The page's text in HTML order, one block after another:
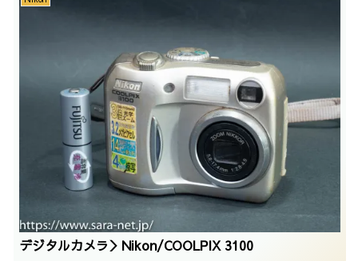
デジタルカメラ＞Nikon/COOLPIX 3100